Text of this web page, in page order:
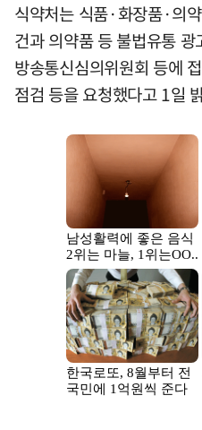
식약처는 식품·화장품·의
건과 의약품 등 불법유통
방송통신심의위원회 등에
점검 등을 요청했다고 1일